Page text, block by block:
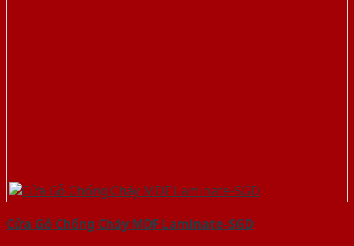
Cửa Gỗ Chống Cháy MDF Laminate-SGD